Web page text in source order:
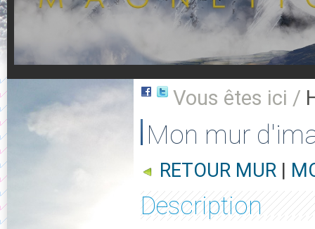
Vous êtes ici /
Mon mur
RETOUR MUR |
Description